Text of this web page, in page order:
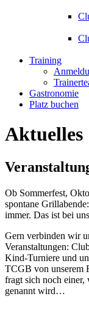
Training
Gastronomie
Platz buchen
Aktuelles
Ob Sommerfest,
spontane
immer. Das ist bei
Gern verbinden wir
Veranstaltungen:
Kind-Turniere und
TCGB von unserem
fragt sich noch
genannt wird…